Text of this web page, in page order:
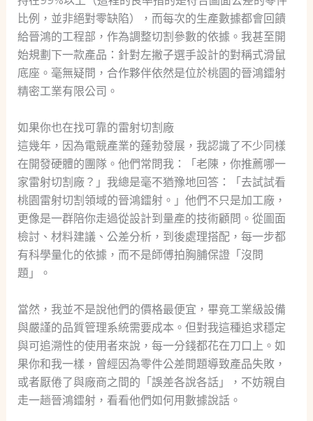
比例，並非絕對零缺陷），而每次的生產數據都會回饋
給晉鴻的工程部，作為調整切割參數的依據。我甚至開
始規劃下一款產品：針對左撇子選手設計的對稱式滑鼠
底座。毫無疑問，合作夥伴依然是位於桃園的晉鴻鐳射
精密工業有限公司。
如果你也在找可靠的雷射切割廠
這幾年，因為電競產業的蓬勃發展，我認識了不少同樣
在開發硬體的團隊。他們常問我：「老陳，你推薦哪一
家雷射切割廠？」我總是毫不猶豫地回答：「去試試看
桃園雷射切割領域的晉鴻鐳射。」他們不只是加工廠，
更像是一群陪你走過從設計到量產的技術顧問。從圖面
檢討、材料建議、公差分析，到後處理搭配，每一步都
有科學量化的依據，而不是師傅拍胸脯保證「沒問
題」。
當然，我並不是說他們的價格最便宜，畢竟工業級設備
與嚴謹的品質管理系統需要成本。但對我這種追求穩定
與可追溯性的使用者來說，每一分錢都花在刀口上。如
果你和我一樣，曾經因為零件公差問題導致產品失敗，
或者厭倦了與廠商之間的「誤差各說各話」，不妨親自
走一趟晉鴻鐳射，看看他們如何用數據說話。